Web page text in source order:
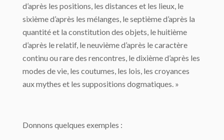
d’après les positions, les distances et les lieux, le
sixième d’après les mélanges, le septième d’après la
quantité et la constitution des objets, le huitième
d’après le relatif, le neuvième d’après le caractère
continu ou rare des rencontres, le dixième d’après les
modes de vie, les coutumes, les lois, les croyances
aux mythes et les suppositions dogmatiques. »
Donnons quelques exemples :